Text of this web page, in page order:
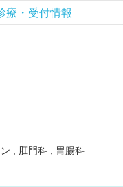
療・受付情報
肛門科 胃腸科